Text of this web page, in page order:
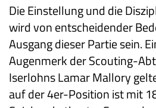
Die Einstellung und die
wird von entscheidender
Ausgang dieser Partie sein.
Augenmerk der Scouting-
Iserlohns Lamar Mallory
auf der 4er-Position ist mit